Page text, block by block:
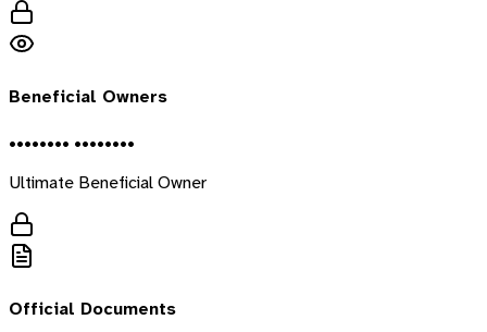
Beneficial Owners
•••••••• ••••••••
Ultimate Beneficial Owner
Official Documents